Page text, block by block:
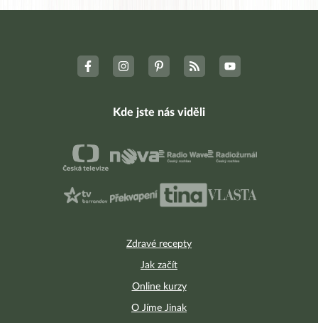
Zdravé recepty
Jak začít
Online kurzy
O Jíme Jinak
Kde jste nás viděli